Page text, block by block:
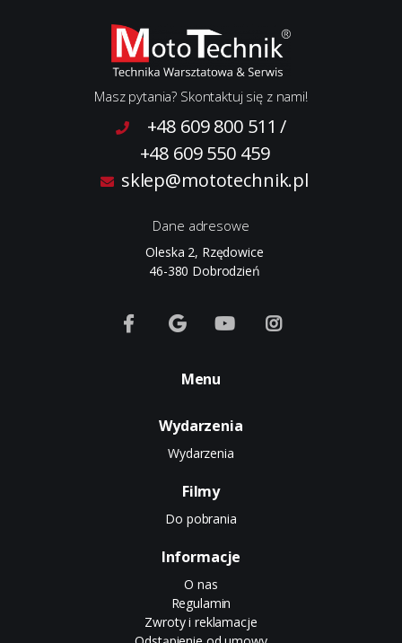
Masz pytania? Skontaktuj się z nami!
+48 609 800 511 /
+48 609 550 459
sklep@mototechnik.pl
Dane adresowe
Oleska 2, Rzędowice
46-380 Dobrodzień
Menu
Wydarzenia
Wydarzenia
Filmy
Do pobrania
Informacje
O nas
Regulamin
Zwroty i reklamacje